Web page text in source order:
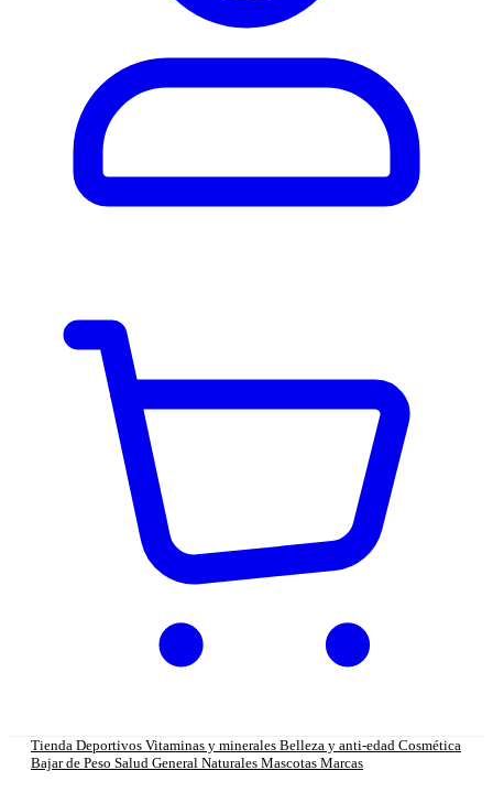
Tienda Deportivos Vitaminas y minerales Belleza y anti-edad Cosmética
Bajar de Peso Salud General Naturales Mascotas Marcas